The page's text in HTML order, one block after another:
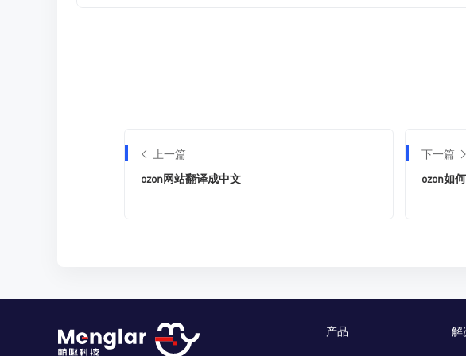
上一篇
ozon网站翻译成中文
下一篇
ozon如
产品 解